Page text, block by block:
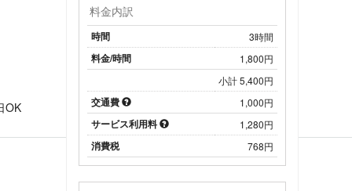
OK
料金内訳
時間 3時間
料金/時間
1,800円
小計 5,400円
交通費 1,000円
サービス利用料 1,280円
消費税 768円